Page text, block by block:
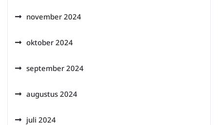
november 2024
oktober 2024
september 2024
augustus 2024
juli 2024